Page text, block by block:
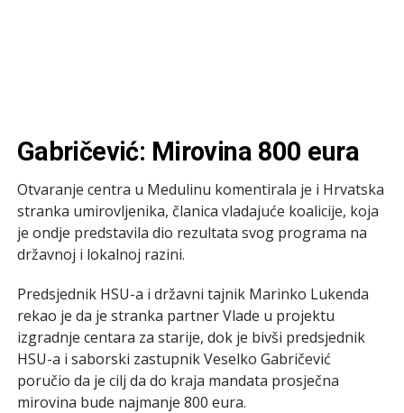
Gabričević: Mirovina 800 eura
Otvaranje centra u Medulinu komentirala je i Hrvatska
stranka umirovljenika, članica vladajuće koalicije, koja
je ondje predstavila dio rezultata svog programa na
državnoj i lokalnoj razini.
Predsjednik HSU-a i državni tajnik Marinko Lukenda
rekao je da je stranka partner Vlade u projektu
izgradnje centara za starije, dok je bivši predsjednik
HSU-a i saborski zastupnik Veselko Gabričević
poručio da je cilj da do kraja mandata prosječna
mirovina bude najmanje 800 eura.